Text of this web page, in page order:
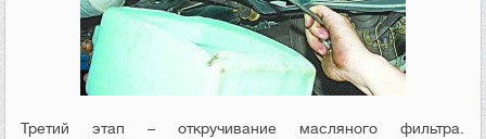
Третий этап – откручивание масляного фильтра.